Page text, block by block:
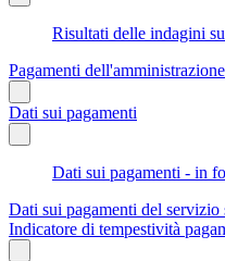
Risultati delle indagini
Pagamenti dell'amministrazione
Dati sui pagamenti
Dati sui pagamenti - in
Dati sui pagamenti del servizio
Indicatore di tempestività